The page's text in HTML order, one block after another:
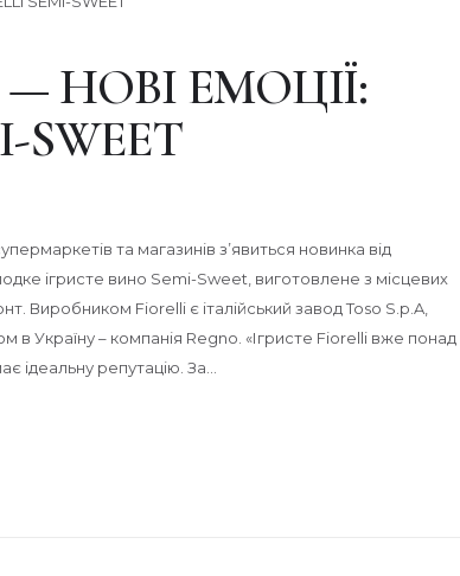
НОВІ ЕМОЦІЇ:
SWEET
та магазинів з’явиться новинка від
ігристе вино Semi-Sweet, виготовлене з місцевих
Виробником Fiorelli є італійський завод Toso S.p.A,
в Україну – компанія Regno. «Ігристе Fiorelli вже понад
ідеальну репутацію. За…